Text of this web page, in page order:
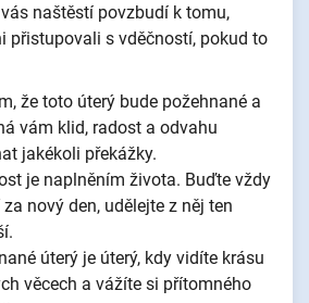
naštěstí povzbudí k tomu,
přistupovali s vděčností, pokud to
že toto úterý bude požehnané a
vám klid, radost a odvahu
jakékoli překážky.
je naplněním života. Buďte vždy
nový den, udělejte z něj ten
úterý je úterý, kdy vidíte krásu
věcech a vážíte si přítomného